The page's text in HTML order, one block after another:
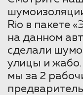
Rio в пакете
на данном
сделали
улицы и
мы за 2